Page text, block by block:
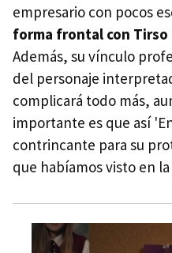
empresario con pocos
forma frontal con Tirso
Además, su vínculo
del personaje
complicará todo más,
importante es que así
contrincante para su
que habíamos visto en